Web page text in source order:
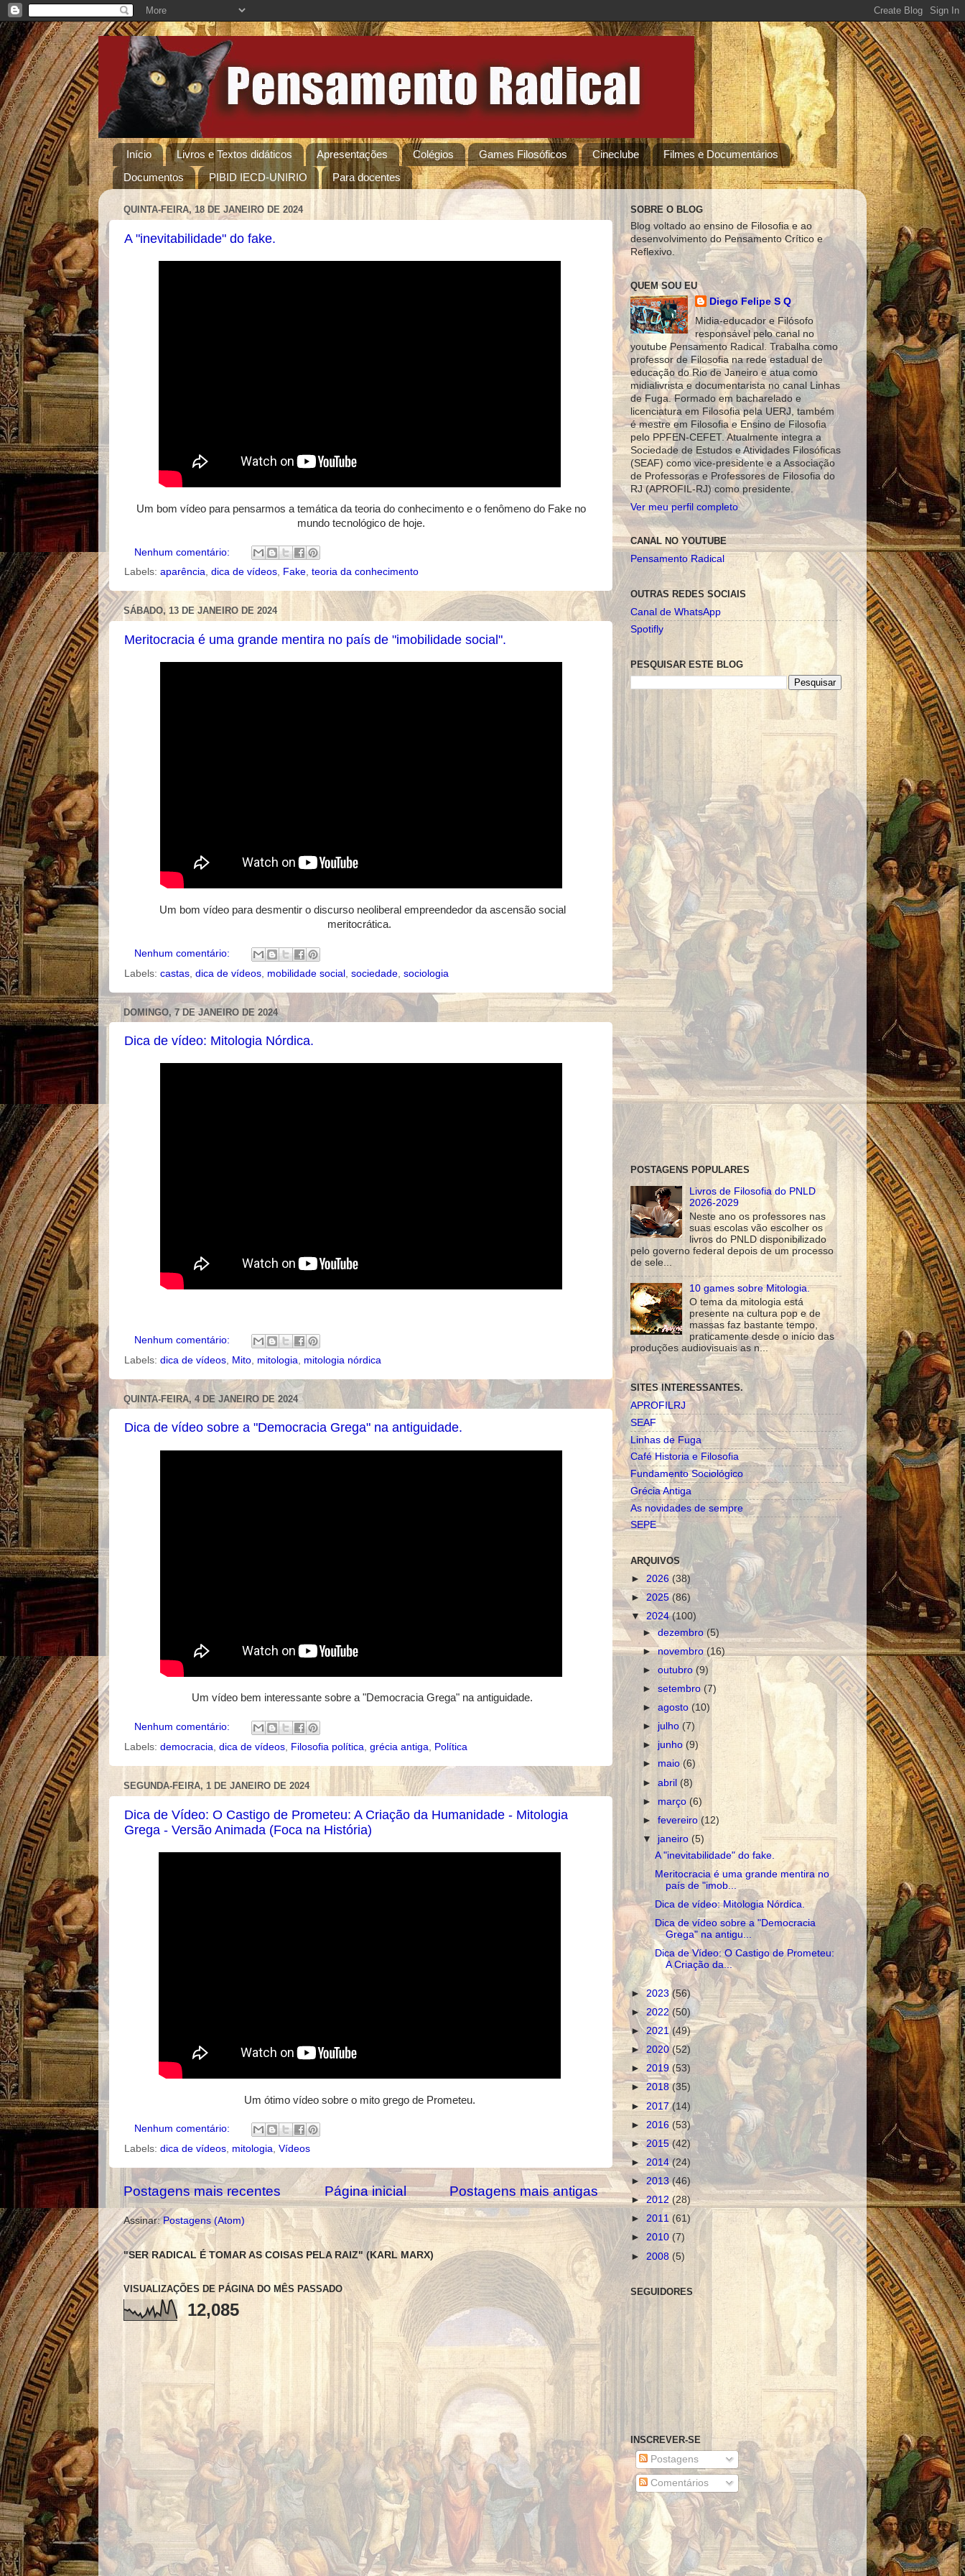
Início Livros e Textos didáticos Apresentações Colégios Games Filosóficos Cineclube
Filmes e Documentários
Documentos
PIBID IECD-UNIRIO Para docentes
QUINTA-FEIRA, 18 DE JANEIRO DE 2024
A "inevitabilidade" do fake.
Um bom vídeo para pensarmos a temática da teoria do conhecimento e o fenômeno do Fake no
mundo tecnológico de hoje.
Nenhum comentário:
Labels: aparência, dica de vídeos, Fake, teoria da conhecimento
SÁBADO, 13 DE JANEIRO DE 2024
Meritocracia é uma grande mentira no país de "imobilidade social".
Um bom vídeo para desmentir o discurso neoliberal empreendedor da ascensão social
meritocrática.
Nenhum comentário:
Labels: castas dica de vídeos mobilidade social sociedade sociologia
DOMINGO, 7 DE JANEIRO DE 2024
Dica de vídeo: Mitologia Nórdica.
Nenhum comentário:
Labels: dica de vídeos Mito mitologia mitologia nórdica
QUINTA-FEIRA, 4 DE JANEIRO DE 2024
Dica de vídeo sobre a "Democracia Grega" na antiguidade.
Um vídeo bem interessante sobre a "Democracia Grega" na antiguidade.
Nenhum comentário:
Labels: democracia, dica de vídeos, Filosofia política, grécia antiga, Política
SEGUNDA-FEIRA, 1 DE JANEIRO DE 2024
Dica de Vídeo: O Castigo de Prometeu: A Criação da Humanidade - Mitologia
Grega - Versão Animada (Foca na História)
Um ótimo vídeo sobre o mito grego de Prometeu.
Nenhum comentário:
Labels: dica de vídeos, mitologia, Vídeos
Postagens mais recentes Postagens mais antigas
Página inicial
Assinar:Postagens (Atom)
"SER RADICAL É TOMAR AS COISAS PELA RAIZ" (KARL MARX)
VISUALIZAÇÕES DE PÁGINA DO MÊS PASSADO
12,085
SOBRE O BLOG
Blog voltado ao ensino de Filosofia e ao
desenvolvimento do Pensamento Crítico e
Reflexivo.
QUEM SOU EU
Diego Felipe S Q
Midia-educador e Filósofo
responsável pelo canal no
youtube Pensamento Radical. Trabalha como
professor de Filosofia na rede estadual de
educação do Rio de Janeiro e atua como
midialivrista e documentarista no canal Linhas
de Fuga. Formado em bacharelado e
licenciatura em Filosofia pela UERJ, também
é mestre em Filosofia e Ensino de Filosofia
pelo PPFEN-CEFET. Atualmente integra a
Sociedade de Estudos e Atividades Filosóficas
(SEAF) como vice-presidente e a Associação
de Professoras e Professores de Filosofia do
RJ (APROFIL-RJ) como presidente.
Ver meu perfil completo
CANAL NO YOUTUBE
Pensamento Radical
OUTRAS REDES SOCIAIS
Canal de WhatsApp
Spotifly
PESQUISAR ESTE BLOG
POSTAGENS POPULARES
Livros de Filosofia do PNLD
2026-2029
Neste ano os professores nas
suas escolas vão escolher os
livros do PNLD disponibilizado
pelo governo federal depois de um processo
de sele...
10 games sobre Mitologia.
O tema da mitologia está
presente na cultura pop e de
massas faz bastante tempo,
praticamente desde o início das
produções audiovisuais as n...
SITES INTERESSANTES.
APROFILRJ
SEAF
Linhas de Fuga
Café Historia e Filosofia
Fundamento Sociológico
Grécia Antiga
As novidades de sempre
SEPE
ARQUIVOS
► 2026 (38)
►2025(86)
▼2024(100)
►dezembro(5)
►novembro(16)
►outubro(9)
►setembro(7)
►agosto (10)
► julho(7)
► junho(9)
► maio(6)
►abril (8)
► março(6)
►fevereiro(12)
▼ janeiro (5)
A "inevitabilidade" do fake.
Meritocracia é uma grande mentira no
país de "imob...
Dica de vídeo: Mitologia Nórdica.
Dica de vídeo sobre a "Democracia
Grega" na antigu...
Dica de Vídeo: O Castigo de Prometeu:
A Criação da...
► 2023(56)
►2022(50)
►2021(49)
► 2020(52)
► 2019 (53)
► 2018 (35)
►2017(14)
► 2016 (53)
►2015(42)
► 2014(24)
►2013(46)
►2012 (28)
► 2011 (61)
► 2010(7)
► 2008 (5)
SEGUIDORES
INSCREVER-SE
Postagens
Comentários